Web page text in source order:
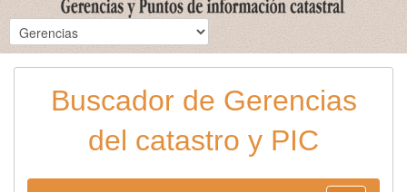
Buscador de Gerencias
del catastro y PIC